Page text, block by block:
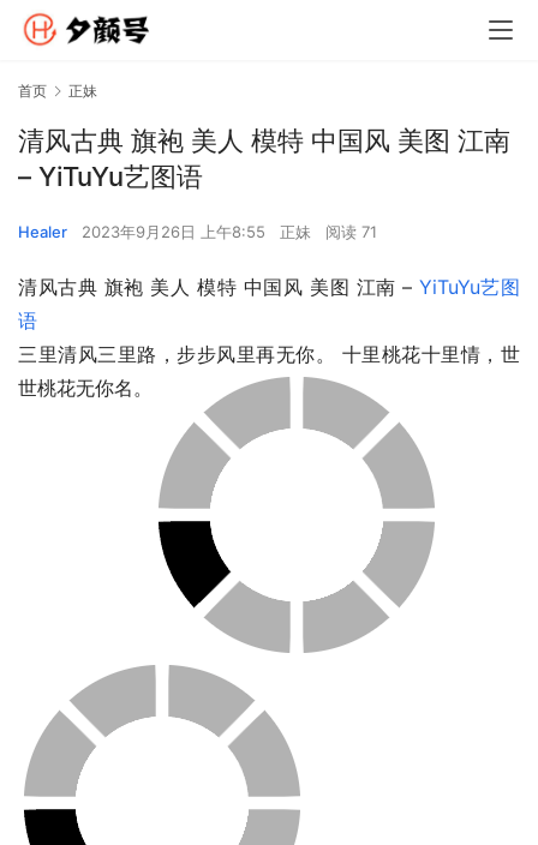
首页 正妹
清风古典 旗袍 美人 模特 中国风 美图 江南
– YiTuYu艺图语
Healer 2023年9月26日 上午8:55 正妹 阅读 71
清风古典 旗袍 美人 模特 中国风 美图 江南 – YiTuYu艺图
语
三里清风三里路，步步风里再无你。 十里桃花十里情，世
世桃花无你名。